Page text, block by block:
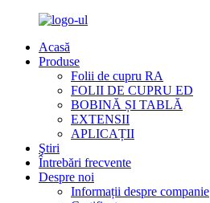
Acasă
Produse
Folii de cupru RA
FOLII DE CUPRU ED
BOBINĂ ȘI TABLĂ
EXTENSII
APLICAȚII
Ştiri
Întrebări frecvente
Despre noi
Informații despre companie